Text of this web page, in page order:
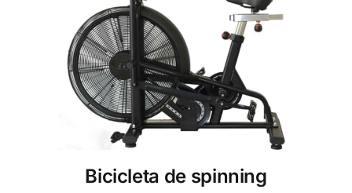
Bicicleta de spinning